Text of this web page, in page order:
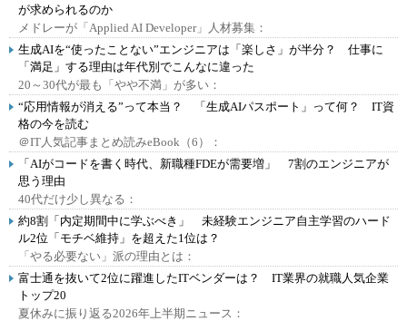
が求められるのか
メドレーが「Applied AI Developer」人材募集：
生成AIを“使ったことない”エンジニアは「楽しさ」が半分？ 仕事に
「満足」する理由は年代別でこんなに違った
20～30代が最も「やや不満」が多い：
“応用情報が消える”って本当？ 「生成AIパスポート」って何？ IT資
格の今を読む
＠IT人気記事まとめ読みeBook（6）：
「AIがコードを書く時代、新職種FDEが需要増」 7割のエンジニアが
思う理由
40代だけ少し異なる：
約8割「内定期間中に学ぶべき」 未経験エンジニア自主学習のハード
ル2位「モチベ維持」を超えた1位は？
「やる必要ない」派の理由とは：
富士通を抜いて2位に躍進したITベンダーは？ IT業界の就職人気企業
トップ20
夏休みに振り返る2026年上半期ニュース：